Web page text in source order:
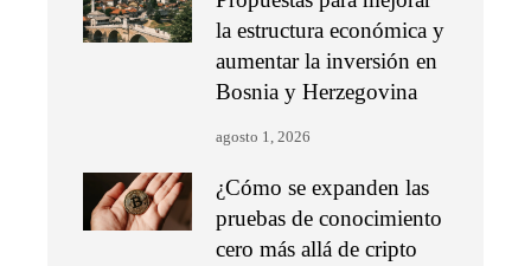
la estructura económica y
aumentar la inversión en
Bosnia y Herzegovina
agosto 1, 2026
¿Cómo se expanden las
pruebas de conocimiento
cero más allá de cripto